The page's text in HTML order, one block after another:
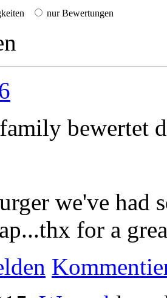
nur Bewertungen
bewertet
we've
for a